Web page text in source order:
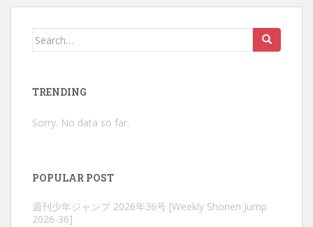
Search
TRENDING
Sorry. No data so far.
POPULAR POST
週刊少年ジャンプ 2026年36号 [Weekly Shonen Jump
2026-36]